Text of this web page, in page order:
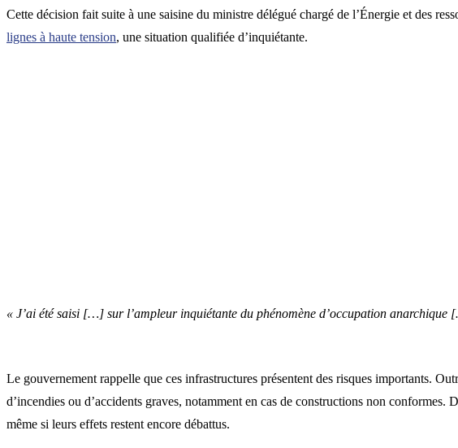
Cette décision fait suite à une saisine du ministre délégué chargé de l’Énergie et des
lignes à haute tension, une situation qualifiée d’inquiétante.
« J’ai été saisi […] sur l’ampleur inquiétante du phénomène d’occupation anarchique
Le gouvernement rappelle que ces infrastructures présentent des risques importants.
d’incendies ou d’accidents graves, notamment en cas de constructions non
même si leurs effets restent encore débattus.